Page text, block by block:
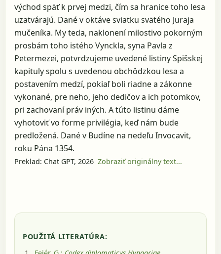
východ späť k prvej medzi, čím sa hranice toho lesa
uzatvárajú. Dané v oktáve sviatku svätého Juraja
mučeníka. My teda, naklonení milostivo pokorným
prosbám toho istého Vynckla, syna Pavla z
Petermezei, potvrdzujeme uvedené listiny Spišskej
kapituly spolu s uvedenou obchôdzkou lesa a
postavením medzí, pokiaľ boli riadne a zákonne
vykonané, pre neho, jeho dedičov a ich potomkov,
pri zachovaní práv iných. A túto listinu dáme
vyhotoviť vo forme privilégia, keď nám bude
predložená. Dané v Budíne na nedeľu Invocavit,
roku Pána 1354.
Preklad: Chat GPT, 2026 Zobraziť originálny text...
POUŽITÁ LITERATÚRA: